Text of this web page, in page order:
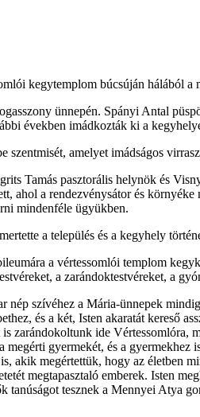
kegytemplom búcsúján hálából a
ünnepén. Spányi Antal
években imádkozták ki a
amelyet imádságos
Tamás pasztorális helynök és
ahol a rendezvénysátor és
mindenféle ügyükben.
a település és a kegyhely
a vértessomlói templom
a zarándoktestvéreket, a
nép szívéhez a Mária-ünnepek
és a két, Isten akaratát kereső
zarándokoltunk ide
gyermekét, és a gyermekhez
akik megértettük, hogy az életben
megtapasztaló emberek. Isten
tesznek a Mennyei Atya